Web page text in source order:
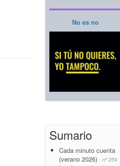
No es no
Sumario
Cada minuto cuenta
(verano 2026) - nº 254